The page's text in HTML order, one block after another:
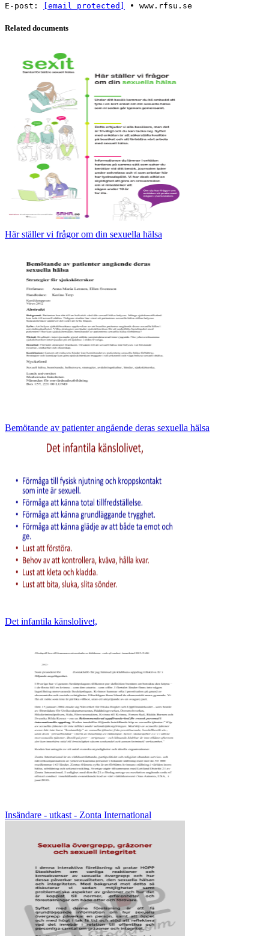
[email protected]
Related documents
Här ställer vi frågor om din sexuella hälsa
Bemötande av patienter angående deras sexuella hälsa
Det infantila känslolivet,
Insändare - utkast - Zonta International